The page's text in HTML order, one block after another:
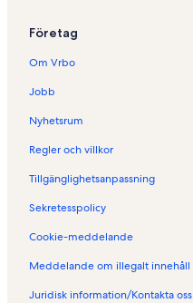
Företag
Om Vrbo
Jobb
Nyhetsrum
Regler och villkor
Tillgänglighetsanpassning
Sekretesspolicy
Cookie-meddelande
Meddelande om illegalt innehåll
Juridisk information/Kontakta oss